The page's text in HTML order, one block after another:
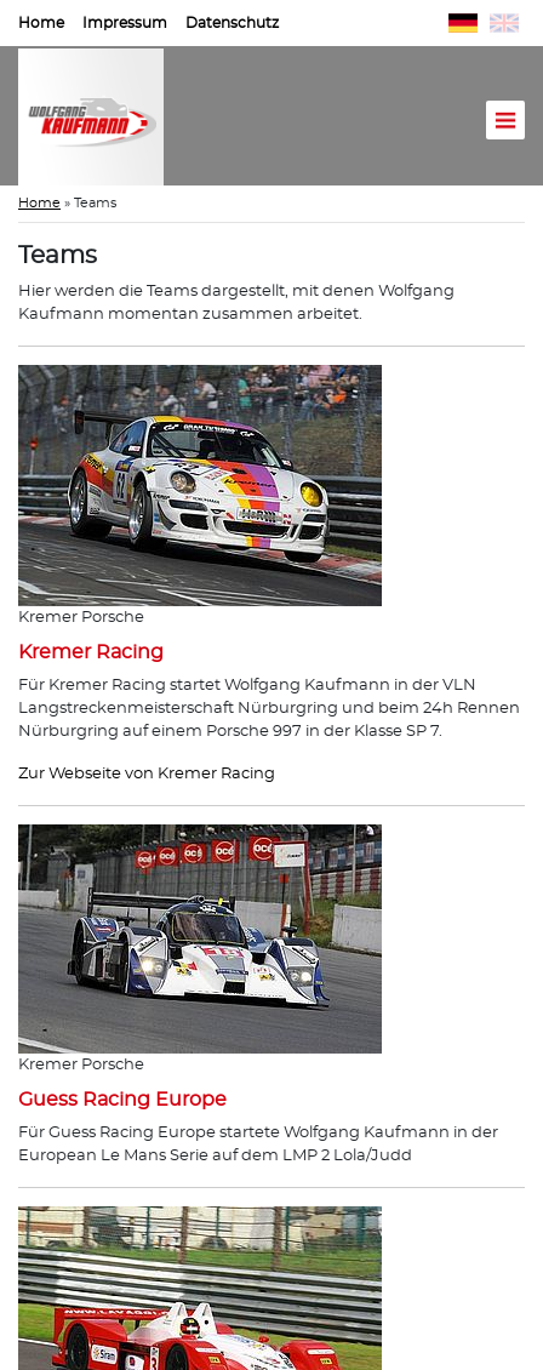
Home Impressum Datenschutz
Home » Teams
Teams
Hier werden die Teams dargestellt, mit denen Wolfgang
Kaufmann momentan zusammen arbeitet.
Kremer Porsche
Kremer Racing
Für Kremer Racing startet Wolfgang Kaufmann in der VLN
Langstreckenmeisterschaft Nürburgring und beim 24h Rennen
Nürburgring auf einem Porsche 997 in der Klasse SP 7.
Zur Webseite von Kremer Racing
Kremer Porsche
Guess Racing Europe
Für Guess Racing Europe startete Wolfgang Kaufmann in der
European Le Mans Serie auf dem LMP 2 Lola/Judd